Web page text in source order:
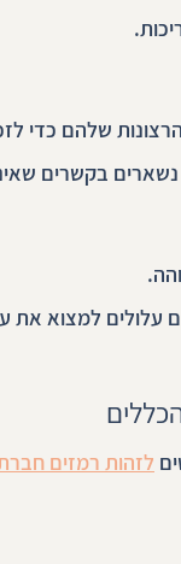
הרצונות שלהם כדי
בקשרים
עלולים למצוא את
לזהות רמזים